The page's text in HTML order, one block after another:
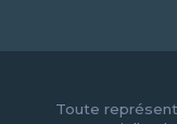
Toute